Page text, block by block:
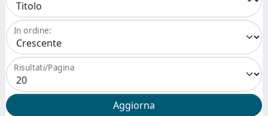
In ordine:
Risultati/Pagina